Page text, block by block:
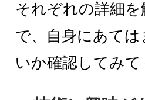
それぞれの詳細
で、自身にあては
いか確認してみて